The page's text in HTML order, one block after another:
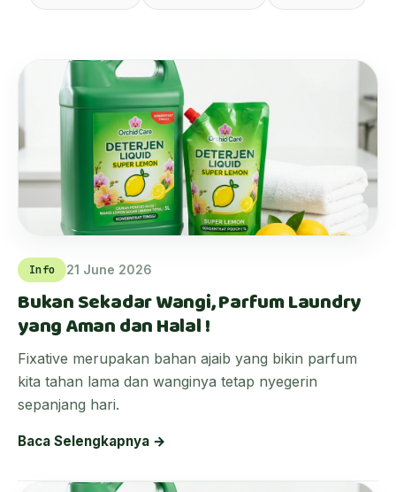
Info 21 June 2026
Bukan Sekadar Wangi, Parfum Laundry
yang Aman dan Halal !
Fixative merupakan bahan ajaib yang bikin parfum
kita tahan lama dan wanginya tetap nyegerin
sepanjang hari.
Baca Selengkapnya →